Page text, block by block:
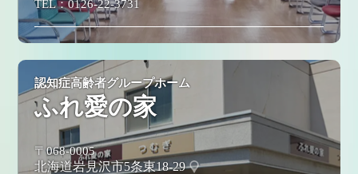
TEL：0126-22-3731
認知症高齢者グループホーム
ふれ愛の家
〒068-0005
北海道岩見沢市5条東18-29